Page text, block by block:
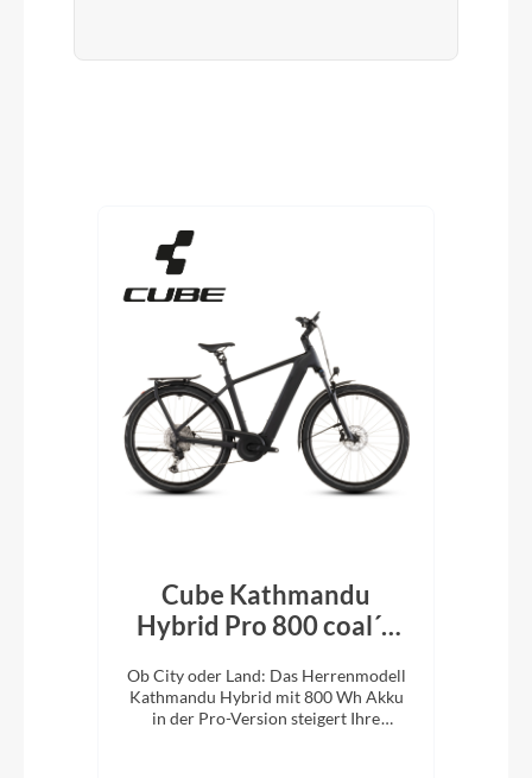
Cube Kathmandu
Hybrid Pro 800 coal´n
Ob City oder Land: Das Herrenmodell
Kathmandu Hybrid mit 800 Wh Akku
in der Pro-Version steigert Ihre